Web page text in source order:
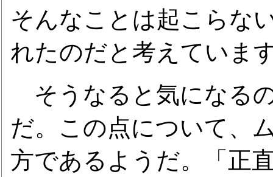
そんなことは起こらな
れたのだと考えていま
そうなると気になる
だ。この点について、
方であるようだ。「正